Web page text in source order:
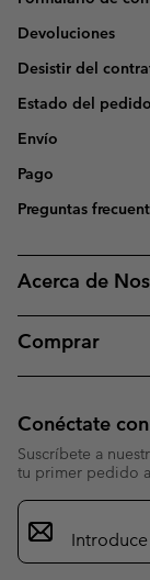
Devoluciones
Desistir del
Estado del pedido
Envío
Pago
Preguntas
Acerca de
Comprar
Conéctate
Suscríbete a
tu primer pedido
Suscripción
de
correo